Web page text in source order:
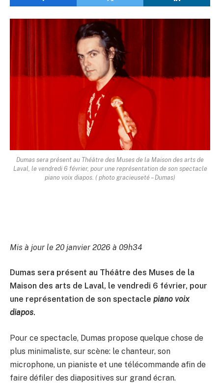
Dumas sera présent au Théâtre des Muses de la Maison des arts de
Laval, le vendredi 6 février, pour une représentation de son spectacle
piano voix diapos. ( photo gracieuseté – Dumas)
Mis à jour le 20 janvier 2026 à 09h34
Dumas sera présent au Théâtre des Muses de la
Maison des arts de Laval, le vendredi 6 février, pour
une représentation de son spectacle piano voix
diapos.
Pour ce spectacle, Dumas propose quelque chose de
plus minimaliste, sur scène: le chanteur, son
microphone, un pianiste et une télécommande afin de
faire défiler des diapositives sur grand écran.